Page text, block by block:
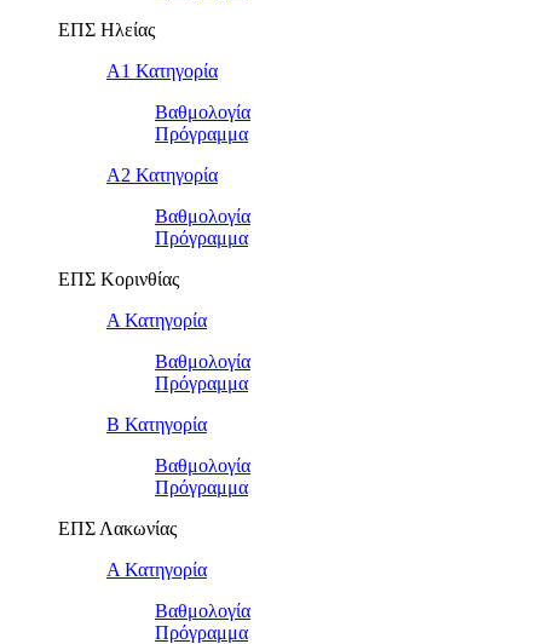
ΕΠΣ Ηλείας
Α1 Κατηγορία
Βαθμολογία
Πρόγραμμα
Α2 Κατηγορία
Βαθμολογία
Πρόγραμμα
ΕΠΣ Κορινθίας
Α Κατηγορία
Βαθμολογία
Πρόγραμμα
Β Κατηγορία
Βαθμολογία
Πρόγραμμα
ΕΠΣ Λακωνίας
Α Κατηγορία
Βαθμολογία
Πρόγραμμα